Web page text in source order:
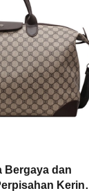
Bergaya dan